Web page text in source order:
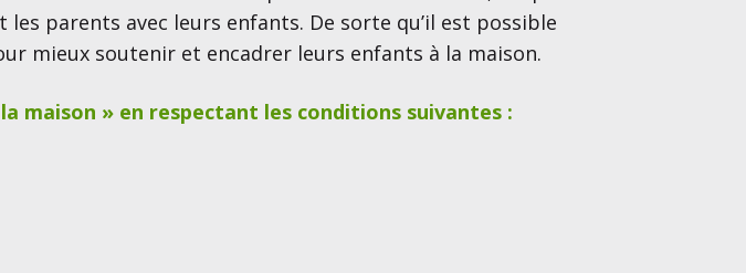
parents avec leurs enfants. De sorte qu’il est possible
mieux soutenir et encadrer leurs enfants à la maison.
maison » en respectant les conditions suivantes :